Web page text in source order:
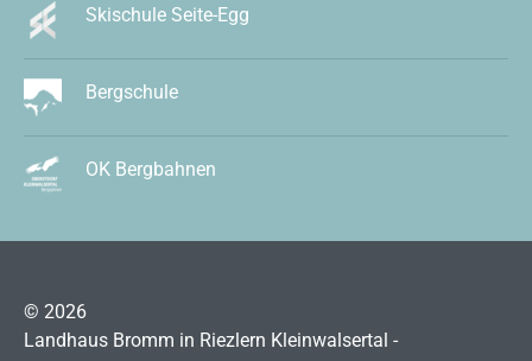
Skischule Seite-Egg
Bergschule
OK Bergbahnen
© 2026
Landhaus Bromm in Riezlern Kleinwalsertal -